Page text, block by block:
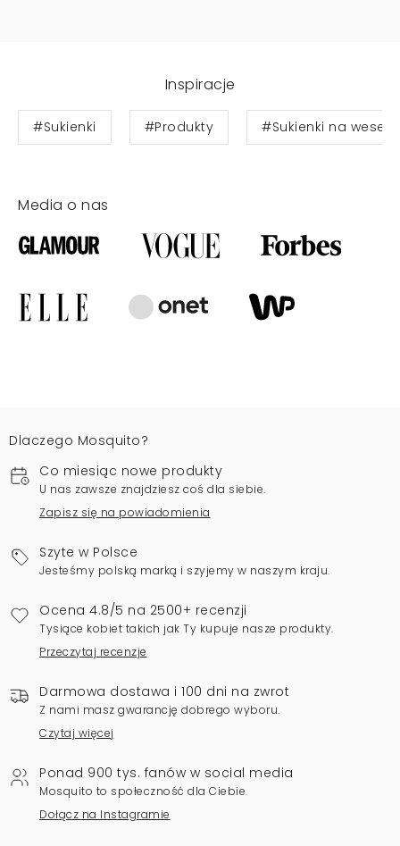
Inspiracje
#Sukienki #Produkty #Sukienki na wesele
Media o nas
Dlaczego Mosquito?
Co miesiąc nowe produkty
U nas zawsze znajdziesz coś dla siebie.
Zapisz się na powiadomienia
Szyte w Polsce
Jesteśmy polską marką i szyjemy w naszym kraju.
Ocena 4.8/5 na 2500+ recenzji
Tysiące kobiet takich jak Ty kupuje nasze produkty.
Przeczytaj recenzje
Darmowa dostawa i 100 dni na zwrot
Z nami masz gwarancję dobrego wyboru.
Czytaj więcej
Ponad 900 tys. fanów w social media
Mosquito to społeczność dla Ciebie.
Dołącz na Instagramie